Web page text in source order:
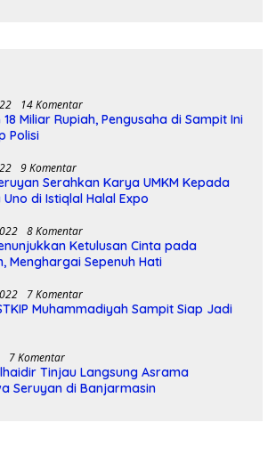
14 Komentar
Miliar Rupiah, Pengusaha di Sampit Ini
Polisi
9 Komentar
Serahkan Karya UMKM Kepada
di Istiqlal Halal Expo
8 Komentar
Ketulusan Cinta pada
Menghargai Sepenuh Hati
7 Komentar
Muhammadiyah Sampit Siap Jadi
7 Komentar
Tinjau Langsung Asrama
Seruyan di Banjarmasin